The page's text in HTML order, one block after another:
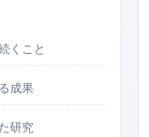
くこと
成果
研究